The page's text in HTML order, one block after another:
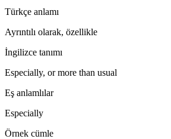
Türkçe anlamı
Ayrıntılı olarak, özellikle
İngilizce tanımı
Especially, or more than usual
Eş anlamlılar
Especially
Örnek cümle